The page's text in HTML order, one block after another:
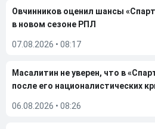
Овчинников оценил шансы
в новом сезоне РПЛ
07.08.2026 • 08:17
Масалитин не уверен, что в
после его националистических
06.08.2026 • 08:26